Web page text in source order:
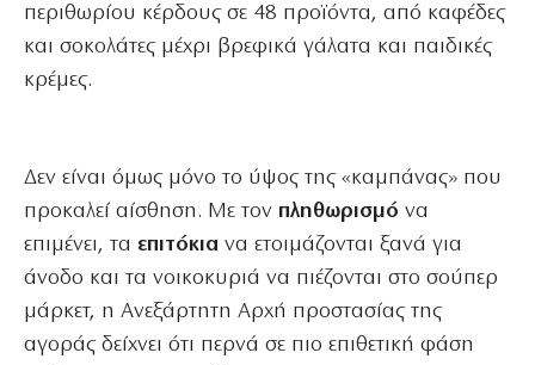
περιθωρίου κέρδους σε 48 προϊόντα, από καφέδες
και σοκολάτες μέχρι βρεφικά γάλατα και παιδικές
κρέμες.
Δεν είναι όμως μόνο το ύψος της «καμπάνας» που
προκαλεί αίσθηση. Με τον πληθωρισμό να
επιμένει, τα επιτόκια να ετοιμάζονται ξανά για
άνοδο και τα νοικοκυριά να πιέζονται στο σούπερ
μάρκετ, η Ανεξάρτητη Αρχή προστασίας της
αγοράς δείχνει ότι περνά σε πιο επιθετική φάση